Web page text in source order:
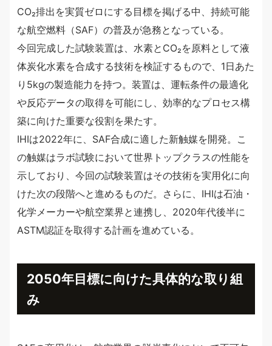
CO₂排出を実質ゼロにする目標を掲げる中、持続可能
な航空燃料（SAF）の普及が急務となっている。
今回完成した試験装置は、水素とCO₂を原料として液
体炭化水素を合成する技術を検証するもので、1日あた
り5kgの製造能力を持つ。装置は、運転条件の最適化
や反応データの取得を可能にし、効率的なプロセス構
築に向けた重要な役割を果たす。
IHIは2022年に、SAF合成に適した新触媒を開発。こ
の触媒はラボ試験において世界トップクラスの性能を
示しており、今回の試験装置はその技術を実用化に向
けた次の段階へと進めるものだ。さらに、IHIは石油・
化学メーカーや航空業界と連携し、2020年代後半に
ASTM認証を取得する計画を進めている。
2050年目標に向けた具体的な取り組
み